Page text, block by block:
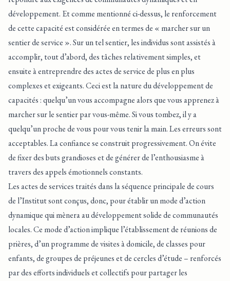
développement. Et comme mentionné ci-dessus, le renforcement
de cette capacité est considérée en termes de « marcher sur un
sentier de service ». Sur un tel sentier, les individus sont assistés à
accomplir, tout d’abord, des tâches relativement simples, et
ensuite à entreprendre des actes de service de plus en plus
complexes et exigeants. Ceci est la nature du développement de
capacités : quelqu’un vous accompagne alors que vous apprenez à
marcher sur le sentier par vous-même. Si vous tombez, il y a
quelqu’un proche de vous pour vous tenir la main. Les erreurs sont
acceptables. La confiance se construit progressivement. On évite
de fixer des buts grandioses et de générer de l’enthousiasme à
travers des appels émotionnels constants.
Les actes de services traités dans la séquence principale de cours
de l’Institut sont conçus, donc, pour établir un mode d’action
dynamique qui mènera au développement solide de communautés
locales. Ce mode d’action implique l’établissement de réunions de
prières, d’un programme de visites à domicile, de classes pour
enfants, de groupes de préjeunes et de cercles d’étude – renforcés
par des efforts individuels et collectifs pour partager les